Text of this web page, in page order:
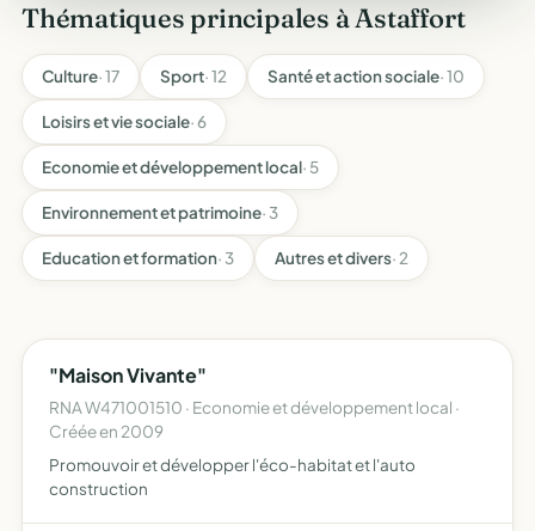
Thématiques principales à Astaffort
Culture· 17 Sport· 12 Santé et action sociale· 10
Loisirs et vie sociale· 6
Economie et développement local· 5
Environnement et patrimoine· 3
Education et formation· 3 Autres et divers· 2
"Maison Vivante"
RNA W471001510 · Economie et développement local ·
Créée en 2009
Promouvoir et développer l'éco-habitat et l'auto
construction